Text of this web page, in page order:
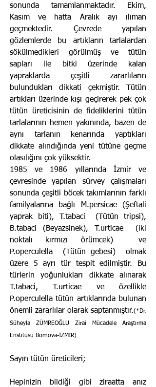
sonunda tamamlanmaktadır. Ekim,
Kasım ve hatta Aralık ayı ılıman
geçmektedir. Çevrede yapılan
gözlemlerde bu artıkların tarlalardan
sökülmedikleri görülmüş ve tütün
sapları ile bitki üzerinde kalan
yapraklarda çeşitli zararlıların
bulundukları dikkati çekmiştir. Tütün
artıkları üzerinde kışı geçirerek pek çok
tütün üreticisinin de fideliklerini tütün
tarlalarının hemen yakınında, bazen de
aynı tarlanın kenarında yap­tıkları
dikkate alındığında yeni tütüne geçme
olasılığını çok yüksektir.
1985 ve 1986 yıllarında İzmir ve
çevresinde yapılan sürvey çalışmaları
sonunda çeşitli böcek takımlarının farklı
familyalarına bağlı M.persicae (Şeftali
yaprak biti), T.tabaci (Tütün tripsi),
B.tabaci (Beyazsinek), T.urticae (iki
noktalı kırmızı örümcek) ve
P.operculella (Tütün gebesi) olmak
üzere 5 ayrı tür tespit edilmiştir. Bu
türlerin yoğunluk­ları dikkate alınarak
T.tabaci, T.urticae ve özellikle
P.operculella tütün artıklarında bulunan
önemli zararlılar olarak saptanmıştır.(*Dr.
Süheyla ZÜMREOĞLU Zirai Mücadele Araştırma
Enstitüsü Bornova-İZMİR)
Sayın tütün üreticileri;
Hepinizin bildiği gibi ziraatta anız